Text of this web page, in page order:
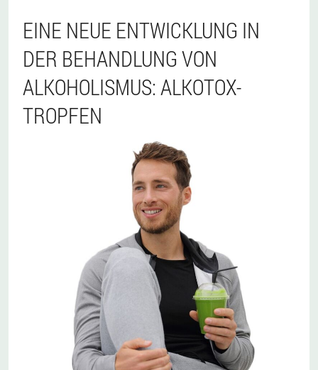
EINE NEUE ENTWICKLUNG IN
DER BEHANDLUNG VON
ALKOHOLISMUS: ALKOTOX-
TROPFEN